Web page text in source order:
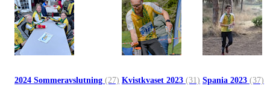
2024 Sommeravslutning (27) Kvistkvaset 2023 (31) Spania 2023 (37)